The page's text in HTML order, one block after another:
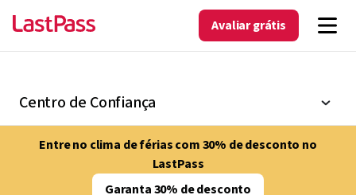
Avaliar grátis
Centro de Confiança
Entre no clima de férias com 30% de desconto no
LastPass
Garanta 30% de desconto